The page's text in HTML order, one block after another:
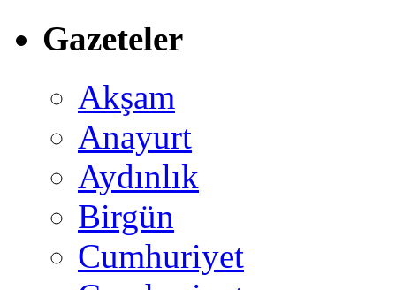
Gazeteler
Akşam
Anayurt
Aydınlık
Birgün
Cumhuriyet